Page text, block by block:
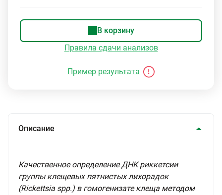
В корзину
Правила сдачи анализов
Пример результата
Описание
Качественное определение ДНК риккетсии
группы клещевых пятнистых лихорадок
(Rickettsiа spp.) в гомогенизате клеща методом